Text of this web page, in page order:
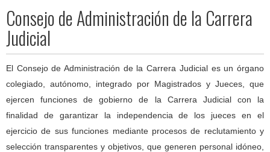
Consejo de Administración de la Carrera
Judicial
El Consejo de Administración de la Carrera Judicial es un órgano
colegiado, autónomo, integrado por Magistrados y Jueces, que
ejercen funciones de gobierno de la Carrera Judicial con la
finalidad de garantizar la independencia de los jueces en el
ejercicio de sus funciones mediante procesos de reclutamiento y
selección transparentes y objetivos, que generen personal idóneo,